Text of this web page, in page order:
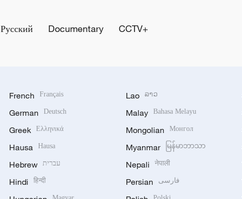
Русский Documentary CCTV+
French Français
German Deutsch
Greek Ελληνικά
Hausa Hausa
Hebrew עברית
Hindi हिन्दी
Lao ລາວ
Malay Bahasa Melayu
Mongolian Монгол
Myanmar မြန်မာဘာသာ
Nepali नेपाली
Persian فارسی